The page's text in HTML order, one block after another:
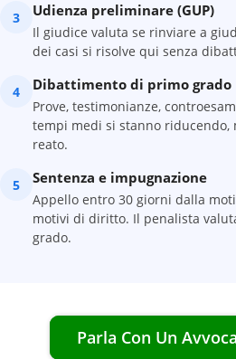
3 Udienza preliminare (GUP)
Il giudice valuta se rinviare a
dei casi si risolve qui senza
4 Dibattimento di primo grado
Prove, testimonianze,
tempi medi si stanno riducendo,
reato.
5 Sentenza e impugnazione
Appello entro 30 giorni dalla
motivi di diritto. Il penalista
grado.
Parla Con Un